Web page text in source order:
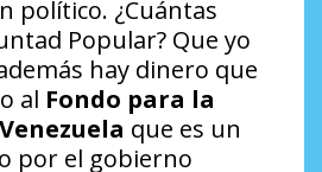
político. ¿Cuántas
Popular? Que yo
hay dinero que
al Fondo para la
que es un
por el gobierno